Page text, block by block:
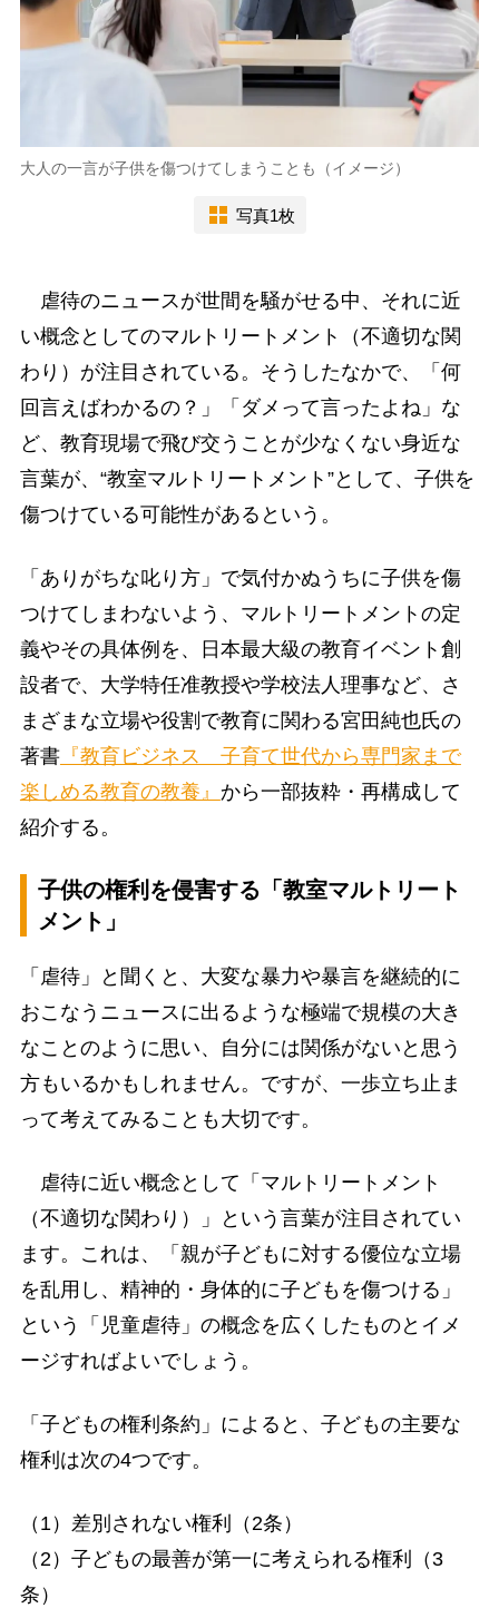
大人の一言が子供を傷つけてしまうことも（イメージ）
写真1枚
虐待のニュースが世間を騒がせる中、それに近
い概念としてのマルトリートメント（不適切な関
わり）が注目されている。そうしたなかで、「何
回言えばわかるの？」「ダメって言ったよね」な
ど、教育現場で飛び交うことが少なくない身近な
言葉が、“教室マルトリートメント”として、子供を
傷つけている可能性があるという。
「ありがちな叱り方」で気付かぬうちに子供を傷
つけてしまわないよう、マルトリートメントの定
義やその具体例を、日本最大級の教育イベント創
設者で、大学特任准教授や学校法人理事など、さ
まざまな立場や役割で教育に関わる宮田純也氏の
著書『教育ビジネス 子育て世代から専門家まで
楽しめる教育の教養』 から一部抜粋・再構成して
紹介する。
子供の権利を侵害する「教室マルトリート
メント」
「虐待」と聞くと、大変な暴力や暴言を継続的に
おこなうニュースに出るような極端で規模の大き
なことのように思い、自分には関係がないと思う
方もいるかもしれません。ですが、一歩立ち止ま
って考えてみることも大切です。
虐待に近い概念として「マルトリートメント
（不適切な関わり）」という言葉が注目されてい
ます。これは、「親が子どもに対する優位な立場
を乱用し、精神的・身体的に子どもを傷つける」
という「児童虐待」の概念を広くしたものとイメ
ージすればよいでしょう。
「子どもの権利条約」によると、子どもの主要な
権利は次の4つです。
（1）差別されない権利（2条）
（2）子どもの最善が第一に考えられる権利（3
条）